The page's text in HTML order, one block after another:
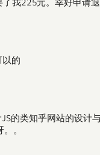
我225元。幸好申请退
的
的类知乎网站的设计
。